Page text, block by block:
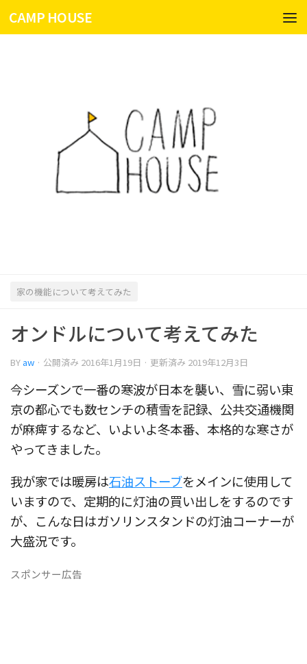
コンテンツへスキップ
CAMP HOUSE
家の機能について考えてみた
オンドルについて考えてみた
BY aw · 公開済み 2016年1月19日 · 更新済み 2019年12月3日
今シーズンで一番の寒波が日本を襲い、雪に弱い東
京の都心でも数センチの積雪を記録、公共交通機関
が麻痺するなど、いよいよ冬本番、本格的な寒さが
やってきました。
我が家では暖房は石油ストーブをメインに使用して
いますので、定期的に灯油の買い出しをするのです
が、こんな日はガソリンスタンドの灯油コーナーが
大盛況です。
スポンサー広告